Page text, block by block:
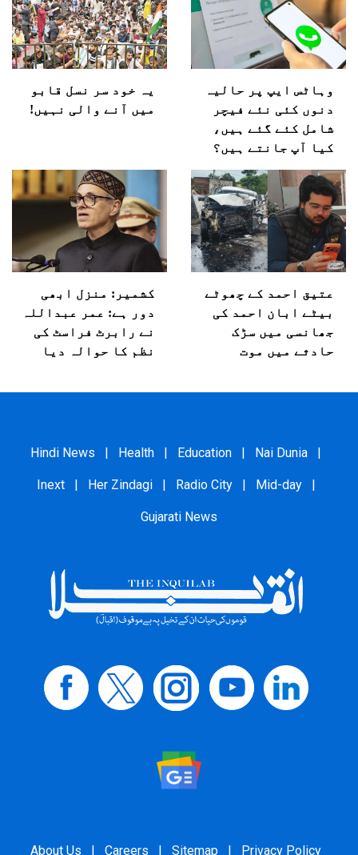
وہاٹس ایپ پر حالیہ
دنوں کئی نئے فیچر
شامل کئے گئے ہیں،
کیا آپ جانتے ہیں؟
یہ خود سر نسل قابو
میں آنے والی نہیں!
عتیق احمد کے چھوٹے
بیٹے ابان احمد کی
جھانسی میں سڑک
حادثے میں موت
کشمیر: منزل ابھی
دور ہے: عمر عبداللہ
نے رابرٹ فراسٹ کی
نظم کا حوالہ دیا
Hindi News | Health | Education | Nai Dunia |
Inext | Her Zindagi | Radio City | Mid-day |
Gujarati News
About Us | Careers | Sitemap | Privacy Policy